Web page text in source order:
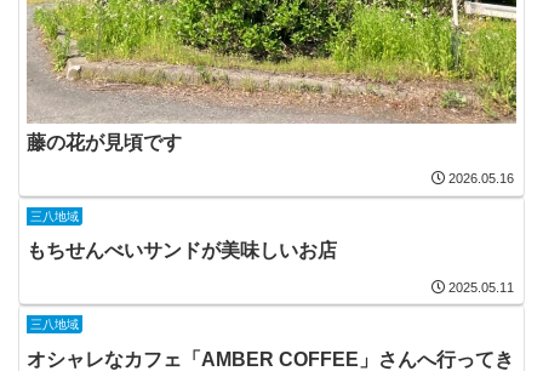
藤の花が見頃です
2026.05.16
三八地域
もちせんべいサンドが美味しいお店
2025.05.11
三八地域
オシャレなカフェ「AMBER COFFEE」さんへ行ってき